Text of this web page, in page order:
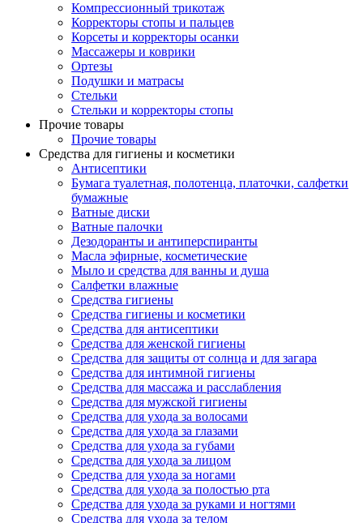
Компрессионный трикотаж
Корректоры стопы и пальцев
Корсеты и корректоры осанки
Массажеры и коврики
Ортезы
Подушки и матрасы
Стельки
Стельки и корректоры стопы
Прочие товары
Прочие товары
Средства для гигиены и косметики
Антисептики
Бумага туалетная, полотенца, платочки, салфетки
бумажные
Ватные диски
Ватные палочки
Дезодоранты и антиперспиранты
Масла эфирные, косметические
Мыло и средства для ванны и душа
Салфетки влажные
Средства гигиены
Средства гигиены и косметики
Средства для антисептики
Средства для женской гигиены
Средства для защиты от солнца и для загара
Средства для интимной гигиены
Средства для массажа и расслабления
Средства для мужской гигиены
Средства для ухода за волосами
Средства для ухода за глазами
Средства для ухода за губами
Средства для ухода за лицом
Средства для ухода за ногами
Средства для ухода за полостью рта
Средства для ухода за руками и ногтями
Средства для ухода за телом